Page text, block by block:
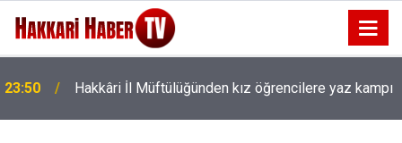
23:50 Hakkâri İl Müftülüğünden kız öğrencilere yaz kampı